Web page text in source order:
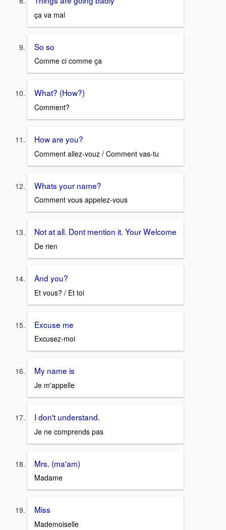
ça va mal
So so
Comme ci comme ça
What? (How?)
Comment?
How are you?
Comment allez-vouz / Comment vas-tu
Whats your name?
Comment vous appelez-vous
Not at all. Dont mention it. Your Welcome
De rien
And you?
Et vous? / Et toi
Excuse me
Excusez-moi
My name is
Je m'appelle
I don't understand.
Je ne comprends pas
Mrs. (ma'am)
Madame
Miss
Mademoiselle